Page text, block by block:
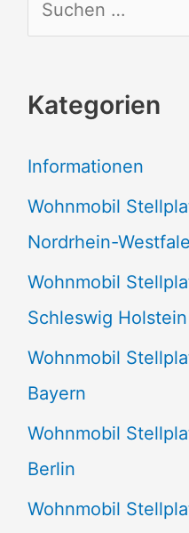
u
h
n
n
a
c
h
:
Kategorien
Informationen
Wohnmobil
Nordrhein-
Wohnmobil
Schleswig Holstein
Wohnmobil
Bayern
Wohnmobil
Berlin
Wohnmobil